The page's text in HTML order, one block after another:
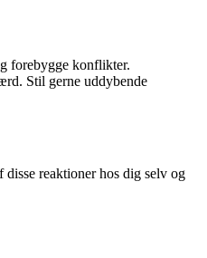
forebygge konflikter.
Stil gerne uddybende
reaktioner hos dig selv og